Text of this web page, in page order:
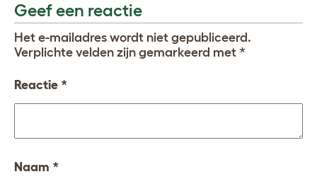
Geef een reactie
Het e-mailadres wordt niet gepubliceerd.
Verplichte velden zijn gemarkeerd met *
Reactie *
Naam *